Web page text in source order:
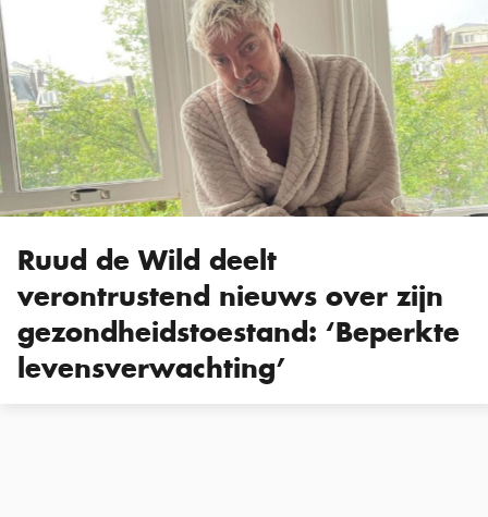
Ruud de Wild deelt
verontrustend nieuws over zijn
gezondheidstoestand: ‘Beperkte
levensverwachting’